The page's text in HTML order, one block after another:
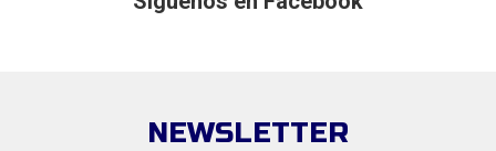
NEWSLETTER